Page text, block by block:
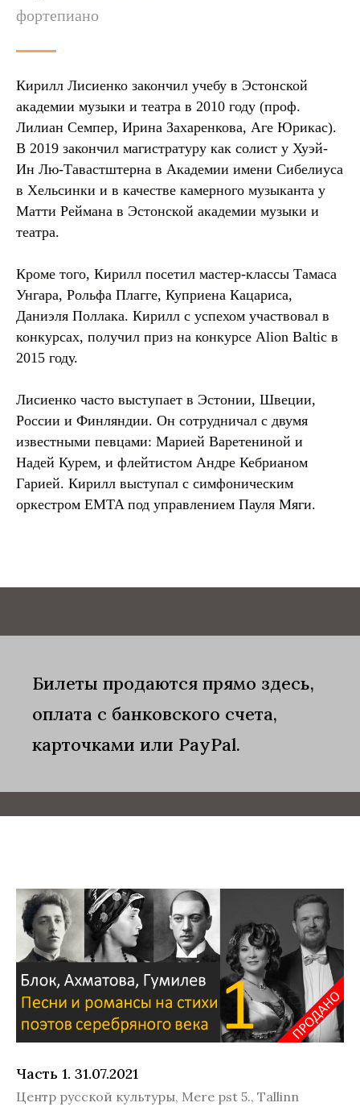
фортепиано
Кирилл Лисиенко закончил учебу в Эстонской
академии музыки и театра в 2010 году (проф.
Лилиан Семпер, Ирина Захаренкова, Аге Юрикас).
В 2019 закончил магистратуру как солист у Хуэй-
Ин Лю-Тавастштерна в Академии имени Сибелиуса
в Хельсинки и в качестве камерного музыканта у
Матти Реймана в Эстонской академии музыки и
театра.
Кроме того, Кирилл посетил мастер-классы Тамаса
Унгара, Рольфа Плагге, Куприена Кацариса,
Даниэля Поллака. Кирилл с успехом участвовал в
конкурсах, получил приз на конкурсе Alion Baltic в
2015 году.
Лисиенко часто выступает в Эстонии, Швеции,
России и Финляндии. Он сотрудничал с двумя
известными певцами: Марией Варетениной и
Надей Курем, и флейтистом Андре Кебрианом
Гарией. Кирилл выступал с симфоническим
оркестром EMTA под управлением Пауля Мяги.
Билеты продаются прямо здесь,
оплата с банковского счета,
карточками или PayPal.
Часть 1. 31.07.2021
Центр русской культуры, Mere pst 5., Tallinn